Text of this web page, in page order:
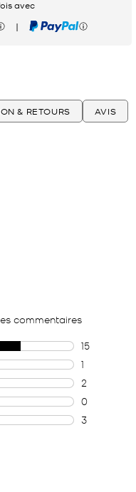
avec
| PayPal
& RETOURS AVIS